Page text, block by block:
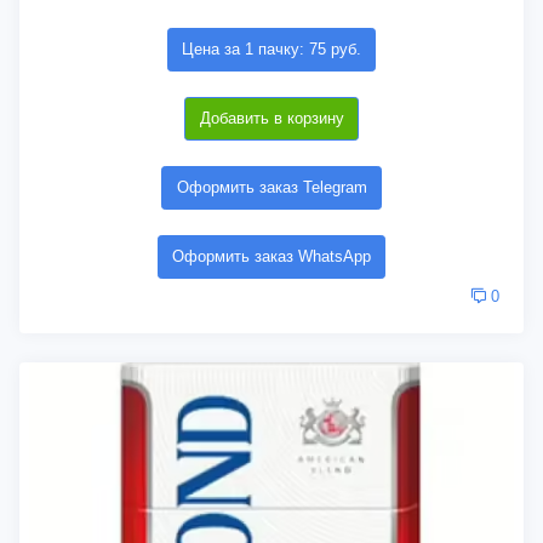
Цена за 1 пачку: 75 руб.
Добавить в корзину
Оформить заказ Telegram
Оформить заказ WhatsApp
0